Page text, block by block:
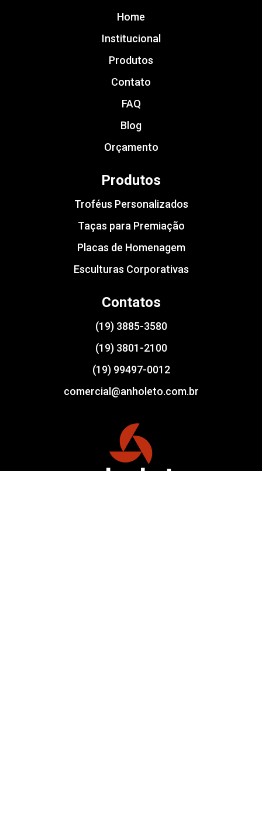
Home
Institucional
Produtos
Contato
FAQ
Blog
Orçamento
Produtos
Troféus Personalizados
Taças para Premiação
Placas de Homenagem
Esculturas Corporativas
Contatos
(19) 3885-3580
(19) 3801-2100
(19) 99497-0012
comercial@anholeto.com.br